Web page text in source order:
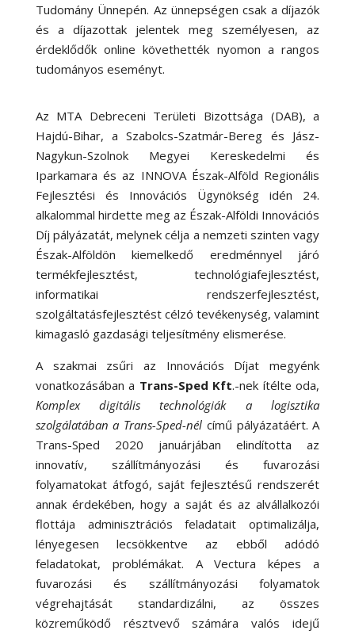
Tudomány Ünnepén. Az ünnepségen csak a díjazók
és a díjazottak jelentek meg személyesen, az
érdeklődők online követhették nyomon a rangos
tudományos eseményt.
Az MTA Debreceni Területi Bizottsága (DAB), a
Hajdú-Bihar, a Szabolcs-Szatmár-Bereg és Jász-
Nagykun-Szolnok Megyei Kereskedelmi és
Iparkamara és az INNOVA Észak-Alföld Regionális
Fejlesztési és Innovációs Ügynökség idén 24.
alkalommal hirdette meg az Észak-Alföldi Innovációs
Díj pályázatát, melynek célja a nemzeti szinten vagy
Észak-Alföldön kiemelkedő eredménnyel járó
termékfejlesztést, technológiafejlesztést,
informatikai rendszerfejlesztést,
szolgáltatásfejlesztést célzó tevékenység, valamint
kimagasló gazdasági teljesítmény elismerése.
A szakmai zsűri az Innovációs Díjat megyénk
vonatkozásában a Trans-Sped Kft.-nek ítélte oda,
Komplex digitális technológiák a logisztika
szolgálatában a Trans-Sped-nél című pályázatáért. A
Trans-Sped 2020 januárjában elindította az
innovatív, szállítmányozási és fuvarozási
folyamatokat átfogó, saját fejlesztésű rendszerét
annak érdekében, hogy a saját és az alvállalkozói
flottája adminisztrációs feladatait optimalizálja,
lényegesen lecsökkentve az ebből adódó
feladatokat, problémákat. A Vectura képes a
fuvarozási és szállítmányozási folyamatok
végrehajtását standardizálni, az összes
közreműködő résztvevő számára valós idejű